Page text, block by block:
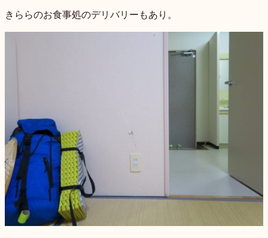
きららのお食事処のデリバリーもあり。